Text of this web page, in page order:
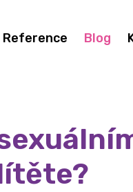
Reference Blog